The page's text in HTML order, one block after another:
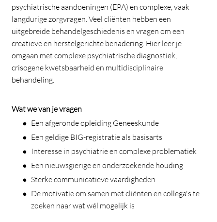
psychiatrische aandoeningen (EPA) en complexe, vaak
langdurige zorgvragen. Veel cliënten hebben een
uitgebreide behandelgeschiedenis en vragen om een
creatieve en herstelgerichte benadering. Hier leer je
omgaan met complexe psychiatrische diagnostiek,
crisogene kwetsbaarheid en multidisciplinaire
behandeling.
Wat we van je vragen
Een afgeronde opleiding Geneeskunde
Een geldige BIG-registratie als basisarts
Interesse in psychiatrie en complexe problematiek
Een nieuwsgierige en onderzoekende houding
Sterke communicatieve vaardigheden
De motivatie om samen met cliënten en collega's te
zoeken naar wat wél mogelijk is